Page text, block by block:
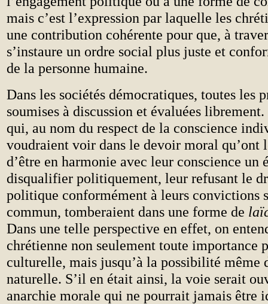
mais c’est l’expression par laquelle les
une contribution cohérente pour que, à
s’instaure un ordre social plus juste et
de la personne humaine.
Dans les sociétés démocratiques, toutes les
soumises à discussion et évaluées librement.
qui, au nom du respect de la conscience
voudraient voir dans le devoir moral qu’ont
d’être en harmonie avec leur conscience un
disqualifier politiquement, leur refusant le
politique conformément à leurs convictions
commun, tomberaient dans une forme de
Dans une telle perspective en effet, on
chrétienne non seulement toute importance
culturelle, mais jusqu’à la possibilité même
naturelle. S’il en était ainsi, la voie serait
anarchie morale qui ne pourrait jamais être